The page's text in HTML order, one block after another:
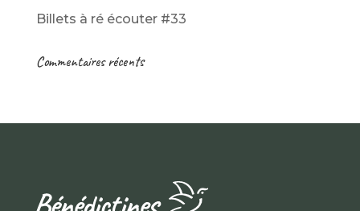
Billets à ré écouter #33
Commentaires récents